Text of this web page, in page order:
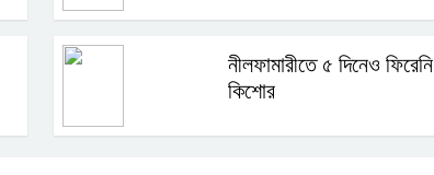
নীলফামারীতে ৫ দিনেও ফিরেনি
কিশোর